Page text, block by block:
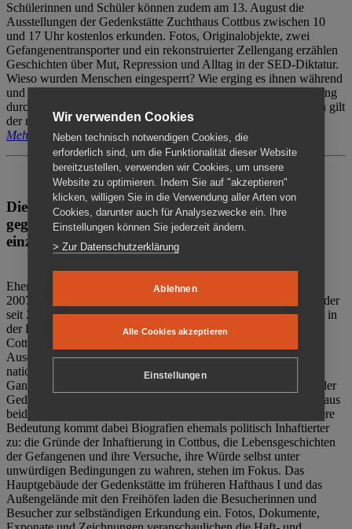
Schülerinnen und Schüler können zudem am 13. August die
Ausstellungen der Gedenkstätte Zuchthaus Cottbus zwischen 10
und 17 Uhr kostenlos erkunden. Fotos, Originalobjekte, zwei
Gefangenentransporter und ein rekonstruierter Zellengang erzählen
Geschichten über Mut, Repression und Alltag in der SED-Diktatur.
Wieso wurden Menschen eingesperrt? Wie erging es ihnen während
und nach der Haft? Der Besuch erfolgt individuell ohne Betreuung
durch das Menschenrechtszentrum Cottbus. Für Begleitpersonen gilt
der reguläre Eintritt (8€ / ermäßigt 5€).
Mehr erfahren
Die Gedenkstätte Zuchthaus Cottbus ist ein Ort
gegen das Vergessen. Anschaulich, nah und
einzigartig.
Ehemalige politische Häftlinge der DDR gründeten im Oktober
2007 den Verein Menschenrechtszentrum Cottbus e. V. (MRZ), der
seit 2011 Eigentümer des ehemaligen Gefängnisses (1860-2002) in
der Bautzener Straße und Träger der Gedenkstätte Zuchthaus
Cottbus ist. Im Zentrum der Arbeit der Gedenkstätte steht die
Auseinandersetzung mit politischem Unrecht während der
nationalsozialistischen Terrorherrschaft und der SED-Diktatur.
Ganzjährig zeigen mehrere Dauer- und Sonderausstellungen in der
Gedenkstätte Zuchthaus Cottbus Beispiele politischen Unrechts aus
beiden deutschen Diktaturen des 20. Jahrhunderts. Eine besondere
Bedeutung kommt dabei Biografien ehemals politisch Inhaftierter
zu: die Gründe der Inhaftierung in Cottbus, die Lebensgeschichten
der Gefangenen und ihre Versuche, ihre Würde selbst unter
unwürdigen Bedingungen zu wahren, stehen im Fokus. Das
Hauptgebäude der Gedenkstätte im früheren Hafthaus I und das
Außengelände mit den Freihöfen laden die Besucherinnen und
Besucher zur selbständigen Erkundung ein. Fotos, Dokumente,
Wir verwenden Cookies
Neben technisch notwendigen Cookies, die
erforderlich sind, um die Funktionalität dieser Website
bereitzustellen, verwenden wir Cookies, um unsere
Website zu optimieren. Indem Sie auf "akzeptieren"
klicken, willigen Sie in die Verwendung aller Arten von
Cookies, darunter auch für Analysezwecke ein. Ihre
Einstellungen können Sie jederzeit ändern.
> Zur Datenschutzerklärung
Ablehnen
Alle Cookies akzeptieren
Einstellungen